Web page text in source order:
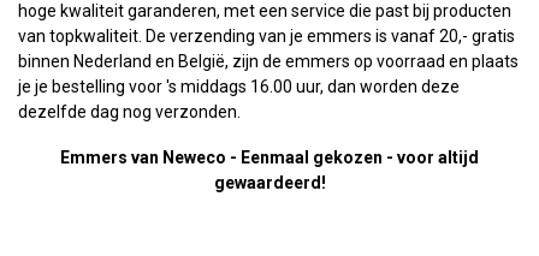
hoge kwaliteit garanderen, met een service die past bij producten
van topkwaliteit. De verzending van je emmers is vanaf 20,- gratis
binnen Nederland en België, zijn de emmers op voorraad en plaats
je je bestelling voor 's middags 16.00 uur, dan worden deze
dezelfde dag nog verzonden.
Emmers van Neweco - Eenmaal gekozen - voor altijd
gewaardeerd!